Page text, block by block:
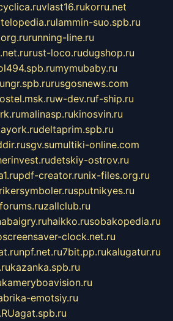
vlast16.rukorru.net
lammin-suo.spb.ru
running-line.ru
rust-loco.rudugshop.ru
mymubaby.ru
ngr.spb.rurusgosnews.com
w-dev.ruf-ship.ru
malinasp.rukinosvin.ru
deltaprim.spb.ru
sgv.sumultiki-online.com
detskiy-ostrov.ru
pdf-creator.runix-files.org.ru
sputnikyes.ru
zallclub.ru
haikko.rusobakopedia.ru
screensaver-clock.net.ru
npf.net.ru7bit.pp.rukalugatur.ru
kazanka.spb.ru
kameryboavision.ru
emotsiy.ru
agat.spb.ru